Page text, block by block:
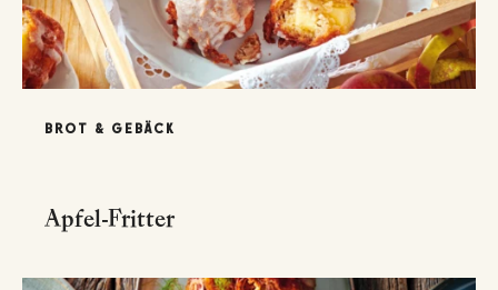
BROT & GEBÄCK
Apfel-Fritter